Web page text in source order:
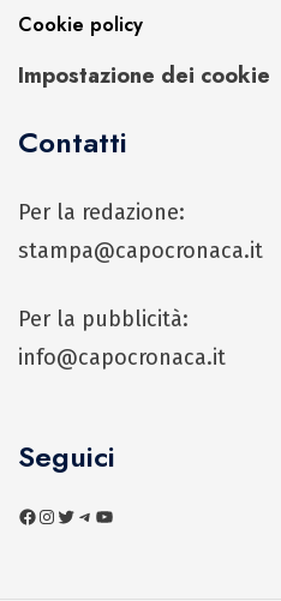
Cookie policy
Impostazione dei cookie
Contatti
Per la redazione:
stampa@capocronaca.it
Per la pubblicità:
info@capocronaca.it
Seguici